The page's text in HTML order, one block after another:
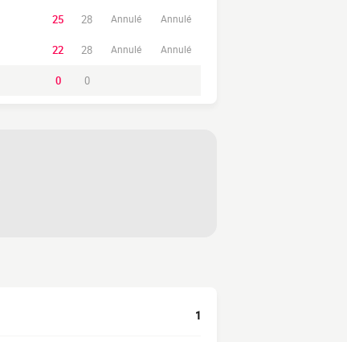
25 28 Annulé Annulé
22 28 Annulé Annulé
0 0
1